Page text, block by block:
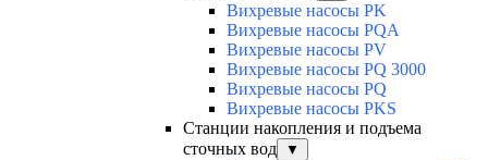
Вихревые насосы PK
Вихревые насосы PQA
Вихревые насосы PV
Вихревые насосы PQ 3000
Вихревые насосы PQ
Вихревые насосы PKS
Станции накопления и подъема
сточных вод
▼